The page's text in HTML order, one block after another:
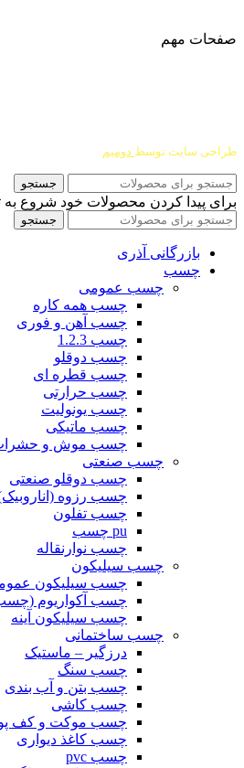
صفحات مهم
طراحی سایت توسط دومیم
جستجو
برای پیدا کردن محصولات خود شروع به
جستجو
بازرگانی آذری
چسب
چسب عمومی
چسب همه کاره
چسب آهن و فوری
چسب 1.2.3
چسب دوقلو
چسب قطره ای
چسب حرارتی
چسب یونولیت
چسب ماتیکی
چسب موش و
چسب صنعتی
چسب دوقلو صنعتی
چسب رزوه
چسب تفلون
pu چسب
چسب نوارنقاله
چسب سیلیکون
چسب سیلیکون
چسب آکواریوم
چسب سیلیکون آینه
چسب ساختمانی
درزگیر – ماستیک
چسب سنگ
چسب بتن و آب بندی
چسب کاشی
چسب موکت و کف
چسب کاغذ دیواری
چسب pvc